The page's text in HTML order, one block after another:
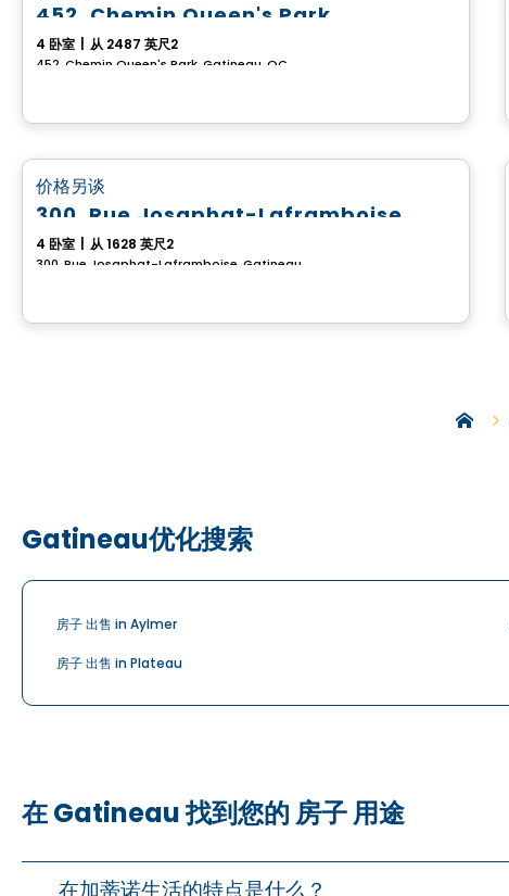
452, Chemin Queen's Park
4 卧室 从 2487 英尺2
452, Chemin Queen's Park, Gatineau, QC
房子
价格另谈
300, Rue Josaphat-Laframboise
4 卧室 从 1628 英尺2
Gatineau优化搜索
房子 出售 in Aylmer
房子 出售 in Plateau
在 Gatineau 找到您的 房子 用途
在加蒂诺生活的特点是什么？